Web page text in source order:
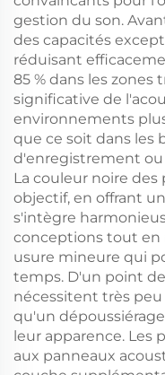
gestion du son.
des capacités
réduisant
85 % dans les zones
significative de
environnements
que ce soit dans les
d'enregistrement ou
La couleur noire
objectif, en offrant
s'intègre
conceptions tout en
usure mineure qui
temps. D'un point
nécessitent très
qu'un
leur apparence. Les
aux panneaux